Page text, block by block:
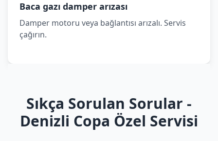
Baca gazı damper arızası
Damper motoru veya bağlantısı arızalı. Servis
çağırın.
Sıkça Sorulan Sorular -
Denizli Copa Özel Servisi